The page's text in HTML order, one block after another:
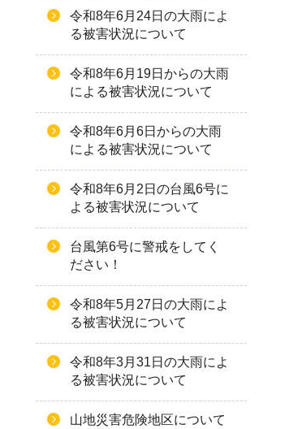
令和8年6月24日の大雨によ
る被害状況について
令和8年6月19日からの大雨
による被害状況について
令和8年6月6日からの大雨
による被害状況について
令和8年6月2日の台風6号に
よる被害状況について
台風第6号に警戒をしてく
ださい！
令和8年5月27日の大雨によ
る被害状況について
令和8年3月31日の大雨によ
る被害状況について
山地災害危険地区について